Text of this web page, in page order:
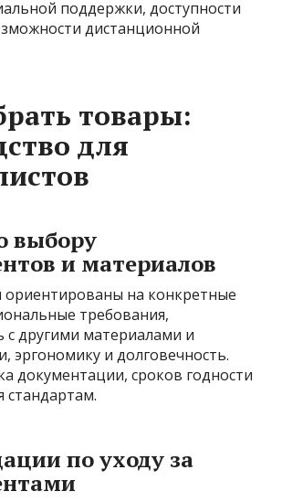
поддержки, доступности
дистанционной
товары:
для
выбору
и материалов
на конкретные
требования,
с другими материалами и
эргономику и долговечность.
документации, сроков годности
стандартам.
по уходу за